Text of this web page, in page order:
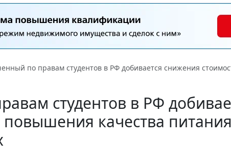
по правам студентов в РФ добивается снижения
студентов в РФ
качества